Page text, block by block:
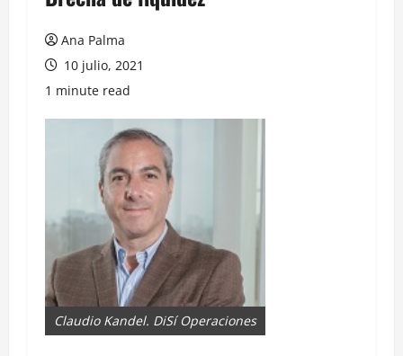
Ana Palma
10 julio, 2021
1 minute read
Claudio Kandel. DiSí Operaciones